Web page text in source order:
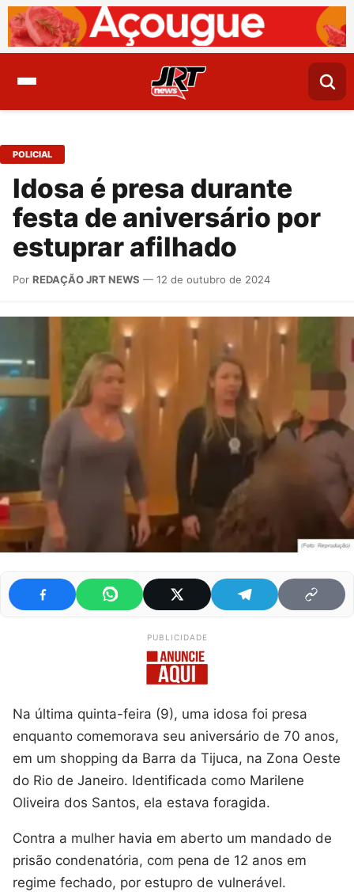
POLICIAL
Idosa é presa durante
festa de aniversário por
estuprar afilhado
Por REDAÇÃO JRT NEWS — 12 de outubro de 2024
PUBLICIDADE
Na última quinta-feira (9), uma idosa foi presa
enquanto comemorava seu aniversário de 70 anos,
em um shopping da Barra da Tijuca, na Zona Oeste
do Rio de Janeiro. Identificada como Marilene
Oliveira dos Santos, ela estava foragida.
Contra a mulher havia em aberto um mandado de
prisão condenatória, com pena de 12 anos em
regime fechado, por estupro de vulnerável.